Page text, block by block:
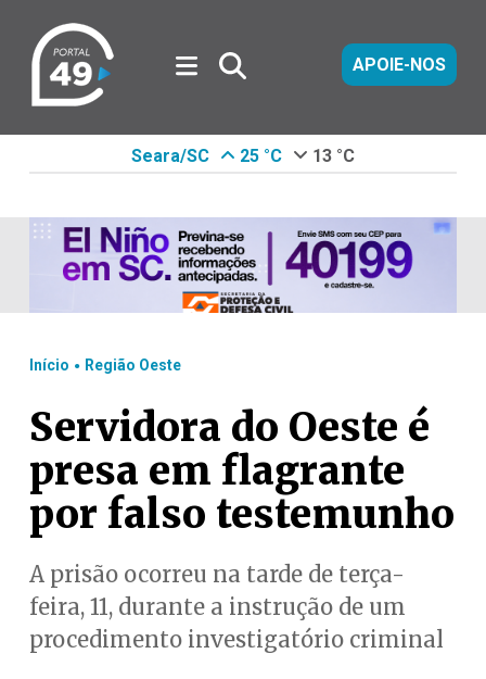
APOIE-NOS
Seara/SC 25 °C 13 °C
Início . Região Oeste
Servidora do Oeste é
presa em flagrante
por falso testemunho
A prisão ocorreu na tarde de terça-
feira, 11, durante a instrução de um
procedimento investigatório criminal